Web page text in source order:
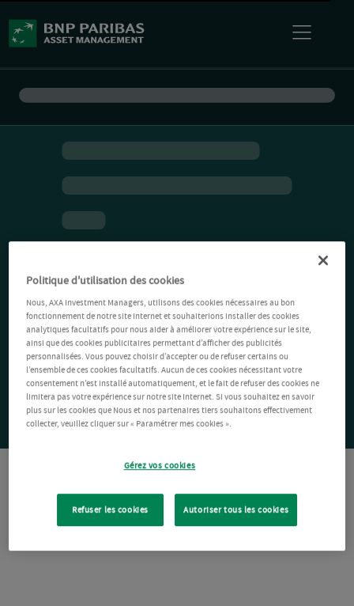
Politique d'utilisation des cookies
Nous, AXA Investment Managers, utilisons des cookies nécessaires au bon
fonctionnement de notre site Internet et souhaiterions installer des cookies
analytiques facultatifs pour nous aider à améliorer votre expérience sur le site,
ainsi que des cookies publicitaires permettant d’afficher des publicités
personnalisées. Vous pouvez choisir d’accepter ou de refuser certains ou
l’ensemble de ces cookies facultatifs. Aucun de ces cookies nécessitant votre
consentement n’est installé automatiquement, et le fait de refuser des cookies ne
limitera pas votre expérience sur notre site Internet. Si vous souhaitez en savoir
plus sur les cookies que Nous et nos partenaires tiers souhaitons effectivement
collecter, veuillez cliquer sur « Paramétrer mes cookies ».
Gérez vos cookies
Refuser les cookies Autoriser tous les cookies